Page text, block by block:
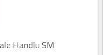
Handlu SM